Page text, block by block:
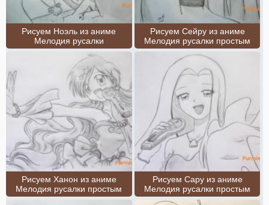
Рисуем Ноэль из аниме
Мелодия русалки
Рисуем Сейру из аниме
Мелодия русалки простым
Рисуем Ханон из аниме
Мелодия русалки простым
Рисуем Сару из аниме
Мелодия русалки простым